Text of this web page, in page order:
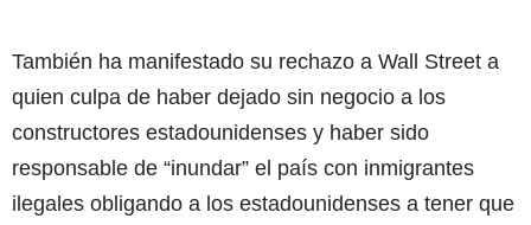
También ha manifestado su rechazo a Wall Street a
quien culpa de haber dejado sin negocio a los
constructores estadounidenses y haber sido
responsable de “inundar” el país con inmigrantes
ilegales obligando a los estadounidenses a tener que